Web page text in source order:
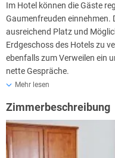
Im Hotel können die Gäste
Gaumenfreuden einnehmen.
ausreichend Platz und
Erdgeschoss des Hotels zu
ebenfalls zum Verweilen ein
nette Gespräche.
Mehr lesen
Zimmerbeschreibung